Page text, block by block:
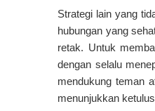
Strategi lain yang
hubungan yang
retak. Untuk
dengan selalu
mendukung teman
menunjukkan